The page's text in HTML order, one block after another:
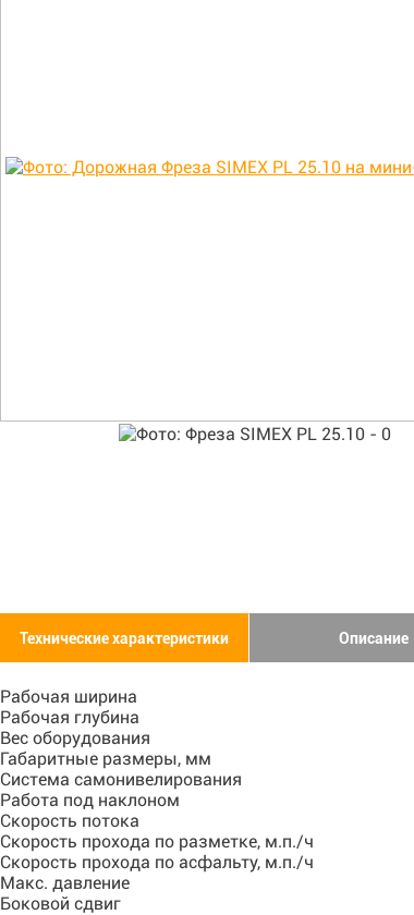
Технические характеристики Описание
Рабочая ширина
Рабочая глубина
Вес оборудования
Габаритные размеры, мм
Система самонивелирования
Работа под наклоном
Скорость потока
Скорость прохода по разметке, м.п./ч
Скорость прохода по асфальту, м.п./ч
Макс. давление
Боковой сдвиг